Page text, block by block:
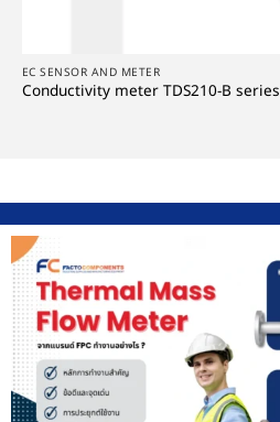
EC SENSOR AND METER
Conductivity meter TDS210-B series